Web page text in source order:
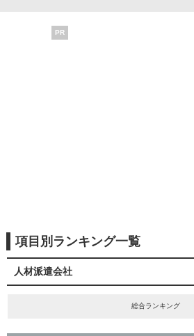
PR
項目別ランキング一覧
人材派遣会社
総合ランキング